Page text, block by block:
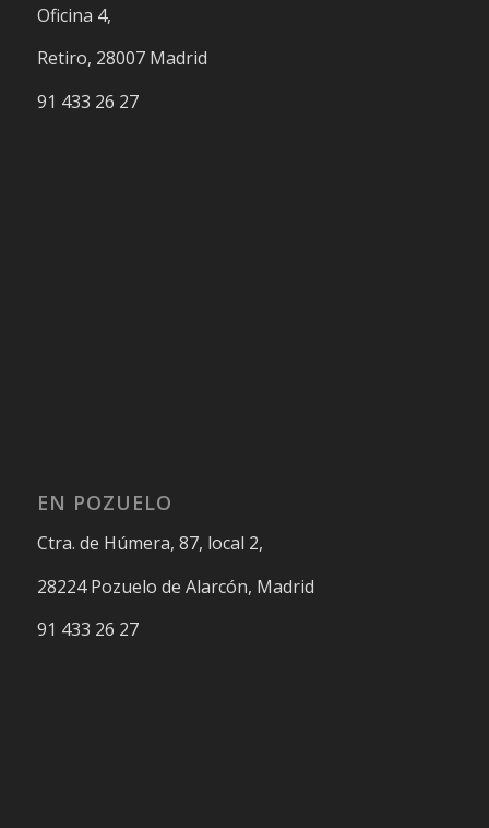
Oficina 4,
Retiro, 28007 Madrid
91 433 26 27
EN POZUELO
Ctra. de Húmera, 87, local 2,
28224 Pozuelo de Alarcón, Madrid
91 433 26 27